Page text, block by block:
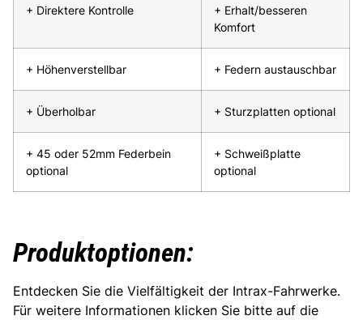
+ Direktere Kontrolle
+ Erhalt/besseren
Komfort
+ Höhenverstellbar + Federn austauschbar
+ Überholbar + Sturzplatten optional
+ 45 oder 52mm Federbein
optional
+ Schweißplatte
optional
Produktoptionen:
Entdecken Sie die Vielfältigkeit der Intrax-Fahrwerke.
Für weitere Informationen klicken Sie bitte auf die